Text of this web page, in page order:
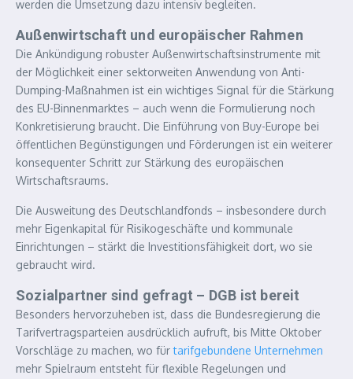
werden die Umsetzung dazu intensiv begleiten.
Außenwirtschaft und europäischer Rahmen
Die Ankündigung robuster Außenwirtschaftsinstrumente mit
der Möglichkeit einer sektorweiten Anwendung von Anti-
Dumping-Maßnahmen ist ein wichtiges Signal für die Stärkung
des EU-Binnenmarktes – auch wenn die Formulierung noch
Konkretisierung braucht. Die Einführung von Buy-Europe bei
öffentlichen Begünstigungen und Förderungen ist ein weiterer
konsequenter Schritt zur Stärkung des europäischen
Wirtschaftsraums.
Die Ausweitung des Deutschlandfonds – insbesondere durch
mehr Eigenkapital für Risikogeschäfte und kommunale
Einrichtungen – stärkt die Investitionsfähigkeit dort, wo sie
gebraucht wird.
Sozialpartner sind gefragt – DGB ist bereit
Besonders hervorzuheben ist, dass die Bundesregierung die
Tarifvertragsparteien ausdrücklich aufruft, bis Mitte Oktober
Vorschläge zu machen, wo fürtarifgebundene Unternehmen
mehr Spielraum entsteht für flexible Regelungen und